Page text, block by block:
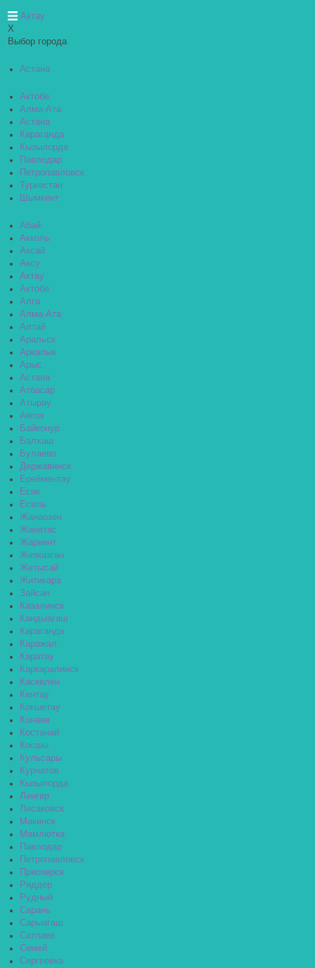
Актау
X
Выбор города
Астана
Актобе
Алма-Ата
Астана
Караганда
Кызылорда
Павлодар
Петропавловск
Туркестан
Шымкент
Абай
Акколь
Аксай
Аксу
Актау
Актобе
Алга
Алма-Ата
Алтай
Аральск
Аркалык
Арыс
Астана
Атбасар
Атырау
Аягоз
Байконур
Балхаш
Булаево
Державинск
Ерейментау
Есик
Есиль
Жанаозен
Жанатас
Жаркент
Жезказган
Жетысай
Житикара
Зайсан
Казалинск
Кандыагаш
Караганда
Каражал
Каратау
Каркаралинск
Каскелен
Кентау
Кокшетау
Конаев
Костанай
Косшы
Кульсары
Курчатов
Кызылорда
Ленгер
Лисаковск
Макинск
Мамлютка
Павлодар
Петропавловск
Приозерск
Риддер
Рудный
Сарань
Сарыагаш
Сатпаев
Семей
Сергеевка